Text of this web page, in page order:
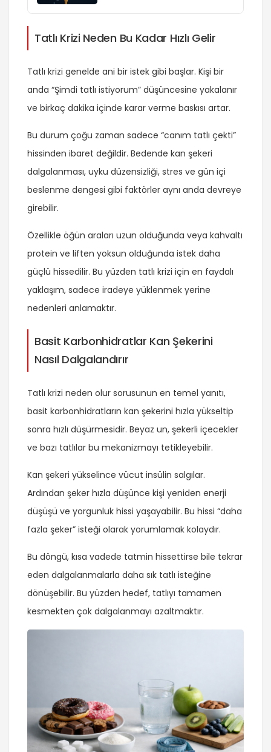
Tatlı Krizi Neden Bu Kadar Hızlı Gelir
Tatlı krizi genelde ani bir istek gibi başlar. Kişi bir
anda “Şimdi tatlı istiyorum” düşüncesine yakalanır
ve birkaç dakika içinde karar verme baskısı artar.
Bu durum çoğu zaman sadece “canım tatlı çekti”
hissinden ibaret değildir. Bedende kan şekeri
dalgalanması, uyku düzensizliği, stres ve gün içi
beslenme dengesi gibi faktörler aynı anda devreye
girebilir.
Özellikle öğün araları uzun olduğunda veya kahvaltı
protein ve liften yoksun olduğunda istek daha
güçlü hissedilir. Bu yüzden tatlı krizi için en faydalı
yaklaşım, sadece iradeye yüklenmek yerine
nedenleri anlamaktır.
Basit Karbonhidratlar Kan Şekerini
Nasıl Dalgalandırır
Tatlı krizi neden olur sorusunun en temel yanıtı,
basit karbonhidratların kan şekerini hızla yükseltip
sonra hızlı düşürmesidir. Beyaz un, şekerli içecekler
ve bazı tatlılar bu mekanizmayı tetikleyebilir.
Kan şekeri yükselince vücut insülin salgılar.
Ardından şeker hızla düşünce kişi yeniden enerji
düşüşü ve yorgunluk hissi yaşayabilir. Bu hissi “daha
fazla şeker” isteği olarak yorumlamak kolaydır.
Bu döngü, kısa vadede tatmin hissettirse bile tekrar
eden dalgalanmalarla daha sık tatlı isteğine
dönüşebilir. Bu yüzden hedef, tatlıyı tamamen
kesmekten çok dalgalanmayı azaltmaktır.